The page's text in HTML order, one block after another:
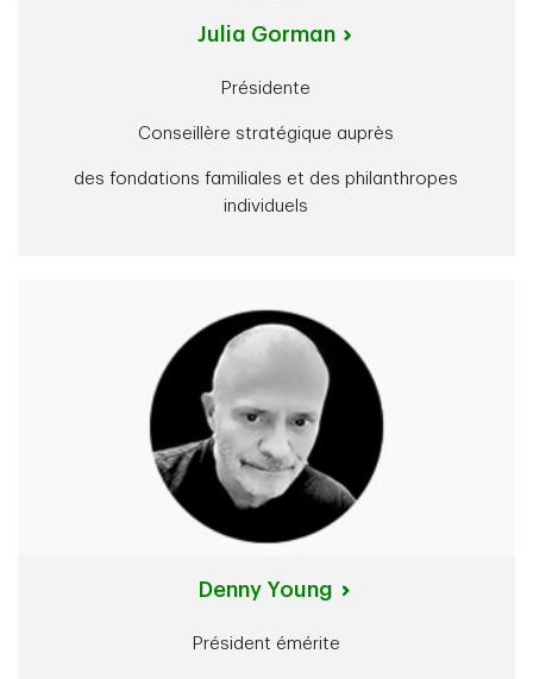
Julia Gorman
Présidente
Conseillère stratégique auprès
des fondations familiales et des philanthropes
individuels
Denny Young
Président émérite